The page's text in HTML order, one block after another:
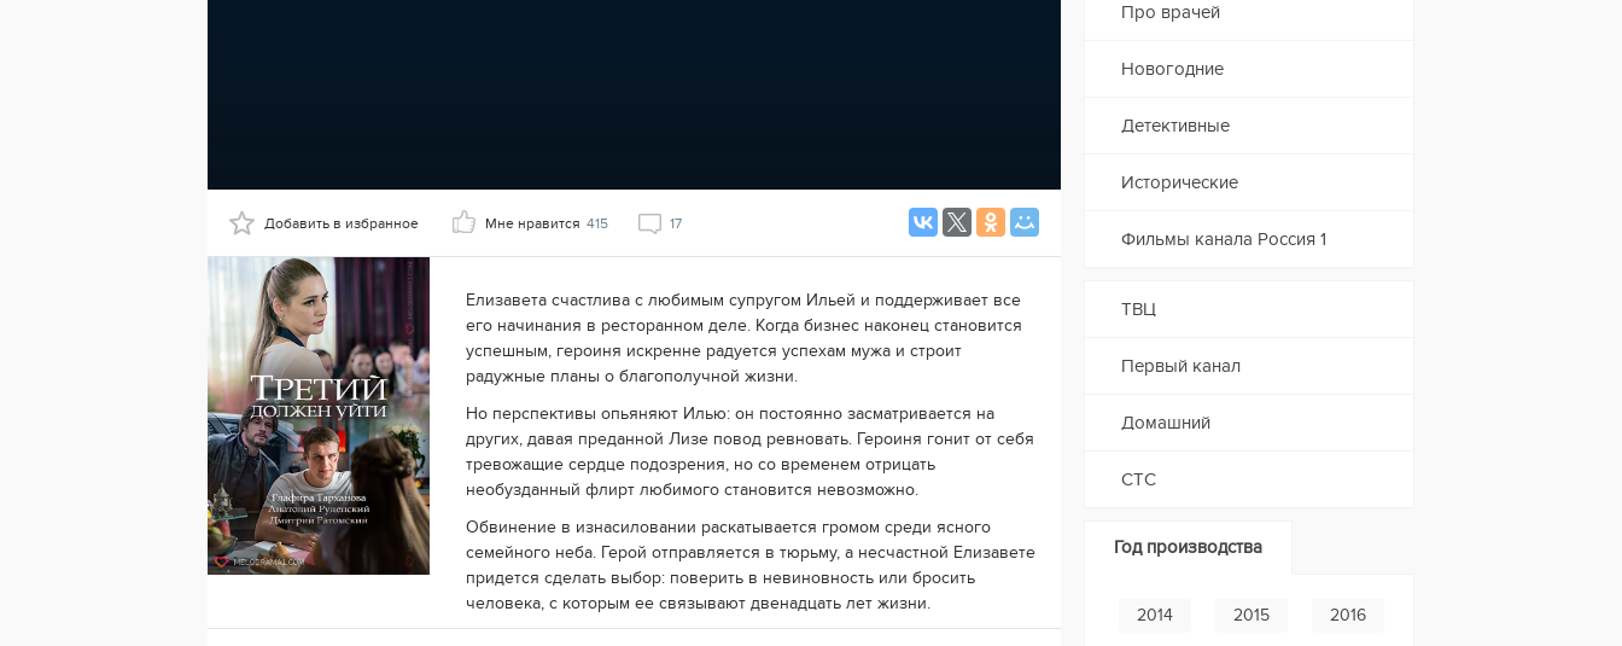
Добавить в избранное Мне нравится 415 17
Елизавета счастлива с любимым супругом Ильей и поддерживает все
его начинания в ресторанном деле. Когда бизнес наконец становится
успешным, героиня искренне радуется успехам мужа и строит
радужные планы о благополучной жизни.
Но перспективы опьяняют Илью: он постоянно засматривается на
других, давая преданной Лизе повод ревновать. Героиня гонит от себя
тревожащие сердце подозрения, но со временем отрицать
необузданный флирт любимого становится невозможно.
Обвинение в изнасиловании раскатывается громом среди ясного
семейного неба. Герой отправляется в тюрьму, а несчастной Елизавете
придется сделать выбор: поверить в невиновность или бросить
человека, с которым ее связывают двенадцать лет жизни.
Про врачей
Новогодние
Детективные
Исторические
Фильмы канала Россия 1
ТВЦ
Первый канал
Домашний
СТС
Год производства
2014 2015 2016